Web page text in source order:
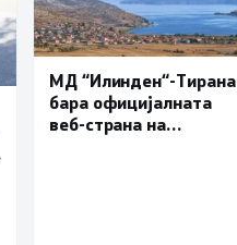
МД “Илинден“-Тирана
бара официјалната
веб-страна на